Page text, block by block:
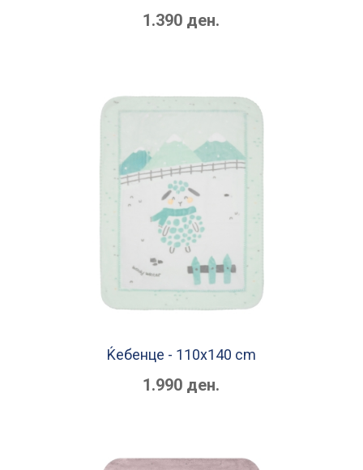
1.390 ден.
Ќебенце - 110x140 cm
1.990 ден.